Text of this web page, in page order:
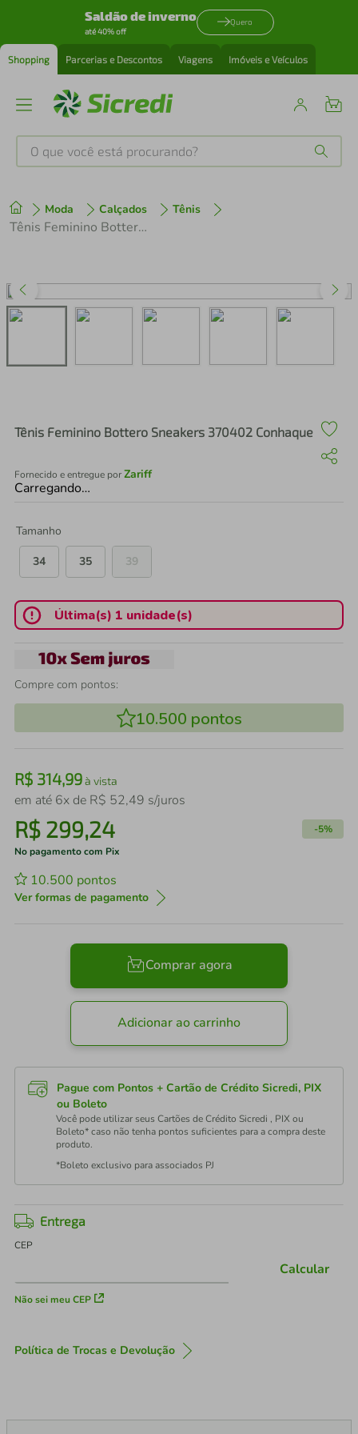
Saldão de inverno
até 40% off
Quero
Shopping Parcerias e Descontos Viagens Imóveis e Veículos
O que você está procurando?
Moda Calçados Tênis
Tênis Feminino Bottero Sneakers 370402 Conhaque
Tênis Feminino Bottero Sneakers 370402 Conhaque
Fornecido e entregue porZariff
Carregando…
Tamanho
34
35 39
Última(s) 1 unidade(s)
Compre com pontos:
10.500 pontos
R$ 314,99à vista
em até 6x de R$ 52,49 s/juros
R$ 299,24 -5%
No pagamento com Pix
10.500 pontos
Ver formas de pagamento
Comprar agora
Adicionar ao carrinho
Pague com Pontos + Cartão de Crédito Sicredi, PIX
ou Boleto
Você pode utilizar seus Cartões de Crédito Sicredi , PIX ou
Boleto* caso não tenha pontos suficientes para a compra deste
produto.
*Boleto exclusivo para associados PJ
Entrega
CEP
Não sei meu CEP
Calcular
Política de Trocas e Devolução
1º tenis
perfume